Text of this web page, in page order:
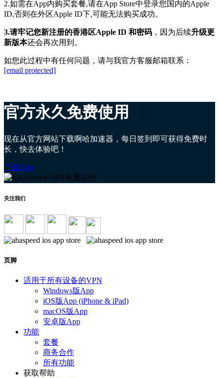
2.如需在App内购买套餐,请在App Store中登录您国内的Apple
ID,否则在外区Apple ID下,可能无法购买成功。
3.请牢记您新注册的香港区Apple ID 和密码 ，因为后续升级更
新版本还会再次用到。
如您此过程中有任何问题，请与我官方客服邮箱联系：
[email protected]
官方永久免费使用
现在从官方网站下载啊哈加速器，每日签到即可获得免费时
长，快去体验吧！
下载App
关注我们
页脚
适用于所有设备的VPN
Windows版App
iOS版App (iPhone & iPad)
macOS版App
安卓版App
功能
套餐
商务合作
所有功能
获取帮助